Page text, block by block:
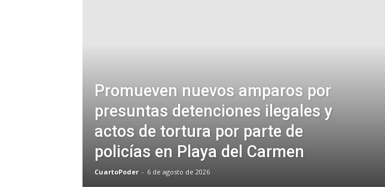
Promueven nuevos amparos por
presuntas detenciones ilegales y
actos de tortura por parte de
policías en Playa del Carmen
CuartoPoder - 6 de agosto de 2026